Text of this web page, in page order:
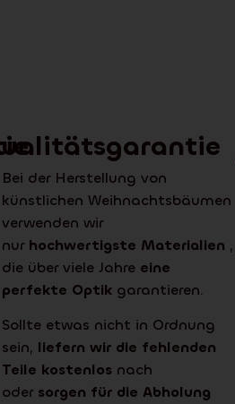
Bei der Herstellung von
künstlichen Weihnachtsbäumen
verwenden wir
nur hochwertigste Materialien ,
die über viele Jahre eine
perfekte Optik garantieren.
Sollte etwas nicht in Ordnung
sein, liefern wir die fehlenden
Teile kostenlos nach
oder sorgen für die Abholung